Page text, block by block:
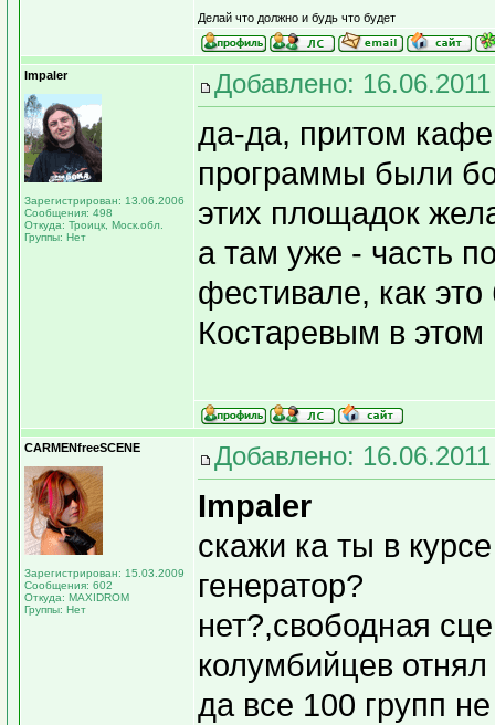
Делай что должно и будь что будет
Impaler
Зарегистрирован: 13.06.2006
Сообщения: 498
Откуда: Троицк, Моск.обл.
Группы: Нет
Добавлено:
да-да, притом
программы были
этих площадок
а там уже - часть
фестивале, как
Костаревым в этом
CARMENfreeSCENE
Зарегистрирован: 15.03.2009
Сообщения: 602
Откуда: MAXIDROM
Группы: Нет
Добавлено:
Impaler
скажи ка ты в
генератор?
нет?,свободная
колумбийцев
да все 100 групп